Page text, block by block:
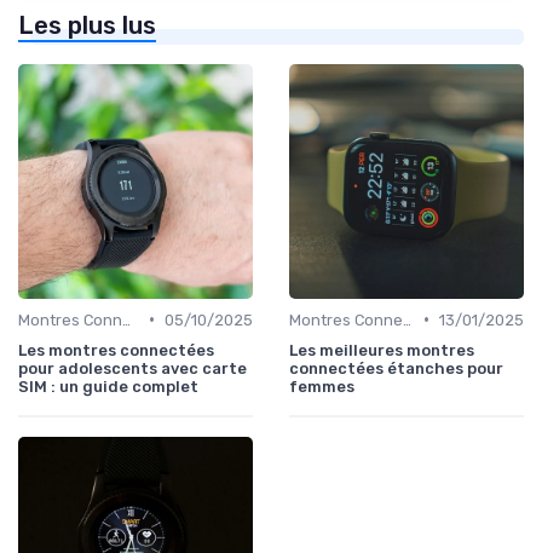
Les plus lus
• 05/10/2025
Les montres connectées
pour adolescents avec carte
SIM : un guide complet
• 13/01/2025
Les meilleures montres
connectées étanches pour
femmes